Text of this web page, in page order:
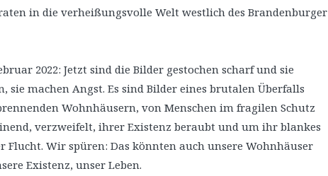
in die verheißungsvolle Welt westlich des Brandenburger
2022: Jetzt sind die Bilder gestochen scharf und sie
sie machen Angst. Es sind Bilder eines brutalen Überfalls
Wohnhäusern, von Menschen im fragilen Schutz
verzweifelt, ihrer Existenz beraubt und um ihr blankes
Flucht. Wir spüren: Das könnten auch unsere Wohnhäuser
Existenz, unser Leben.